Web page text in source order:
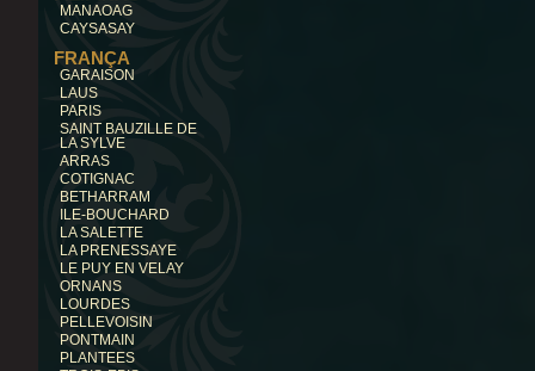
MANAOAG
CAYSASAY
FRANÇA
GARAISON
LAUS
PARIS
SAINT BAUZILLE DE
LA SYLVE
ARRAS
COTIGNAC
BETHARRAM
ILE-BOUCHARD
LA SALETTE
LA PRENESSAYE
LE PUY EN VELAY
ORNANS
LOURDES
PELLEVOISIN
PONTMAIN
PLANTEES